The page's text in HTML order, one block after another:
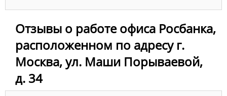
Отзывы о работе офиса Росбанка,
расположенном по адресу г.
Москва, ул. Маши Порываевой,
д. 34